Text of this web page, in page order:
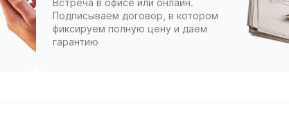
Подписываем договор, в котором
фиксируем полную цену и даем
гарантию